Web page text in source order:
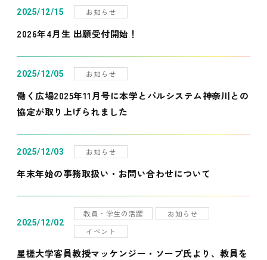
2025/12/15 お知らせ
2026年4月生 出願受付開始！
2025/12/05 お知らせ
働く広場2025年11月号に本学とパルシステム神奈川との
協定が取り上げられました
2025/12/03 お知らせ
年末年始の事務取扱い・お問い合わせについて
2025/12/02
教員・学生の活躍
お知らせ
イベント
星槎大学客員教授マッケンジー・ソープ氏より、教員を